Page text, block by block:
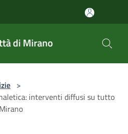
di Mirano
>
interventi diffusi su tutto